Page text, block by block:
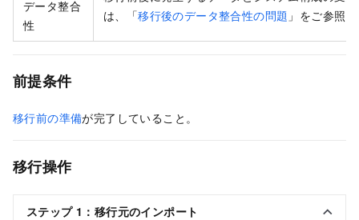
データ整合
性
は、「移行後のデータ整合性の問題 」をご参照
前提条件
移行前の準備が完了していること。
移行操作
ステップ 1：移行元のインポート